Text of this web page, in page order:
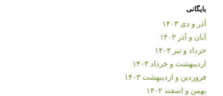
بایگانی
آذر و دی ۱۴۰۳
آبان و آذر ۱۴۰۳
خرداد و تیر ۱۴۰۳
اردیبهشت و خرداد ۱۴۰۳
فروردین و اردیبهشت ۱۴۰۳
بهمن و اسفند ۱۴۰۲